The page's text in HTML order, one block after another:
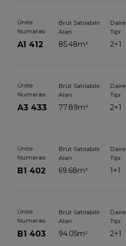
Ünite
Numarası
A1 412
Brüt Satılabilir
Alan
85.48m²
Daire
Tipi
2+1
Ünite
Numarası
A3 433
Brüt Satılabilir
Alan
77.89m²
Daire
Tipi
2+1
Ünite
Numarası
B1 402
Brüt Satılabilir
Alan
69.68m²
Daire
Tipi
1+1
Ünite
Numarası
B1 403
Brüt Satılabilir
Alan
94.05m²
Daire
Tipi
2+1